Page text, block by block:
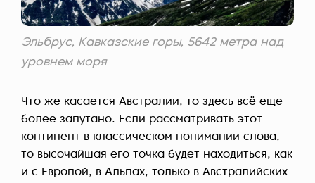
Эльбрус, Кавказские горы, 5642 метра над
уровнем моря
Что же касается Австралии, то здесь всё еще
более запутано. Если рассматривать этот
континент в классическом понимании слова,
то высочайшая его точка будет находиться, как
и с Европой, в Альпах, только в Австралийских